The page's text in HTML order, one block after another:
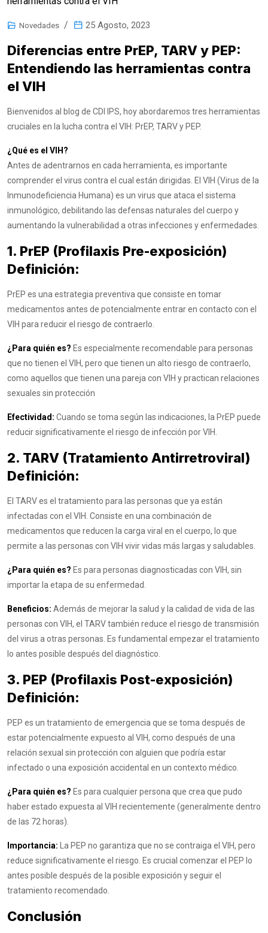
Novedades 25 Agosto, 2023
Diferencias entre PrEP, TARV y PEP:
Entendiendo las herramientas contra
el VIH
Bienvenidos al blog de CDI IPS, hoy abordaremos tres herramientas
cruciales en la lucha contra el VIH: PrEP, TARV y PEP.
¿Qué es el VIH?
Antes de adentrarnos en cada herramienta, es importante
comprender el virus contra el cual están dirigidas. El VIH (Virus de la
Inmunodeficiencia Humana) es un virus que ataca el sistema
inmunológico, debilitando las defensas naturales del cuerpo y
aumentando la vulnerabilidad a otras infecciones y enfermedades.
1. PrEP (Profilaxis Pre-exposición)
Definición:
PrEP es una estrategia preventiva que consiste en tomar
medicamentos antes de potencialmente entrar en contacto con el
VIH para reducir el riesgo de contraerlo.
¿Para quién es? Es especialmente recomendable para personas
que no tienen el VIH, pero que tienen un alto riesgo de contraerlo,
como aquellos que tienen una pareja con VIH y practican relaciones
sexuales sin protección
Efectividad: Cuando se toma según las indicaciones, la PrEP puede
reducir significativamente el riesgo de infección por VIH.
2. TARV (Tratamiento Antirretroviral)
Definición:
El TARV es el tratamiento para las personas que ya están
infectadas con el VIH. Consiste en una combinación de
medicamentos que reducen la carga viral en el cuerpo, lo que
permite a las personas con VIH vivir vidas más largas y saludables.
¿Para quién es? Es para personas diagnosticadas con VIH, sin
importar la etapa de su enfermedad.
Beneficios: Además de mejorar la salud y la calidad de vida de las
personas con VIH, el TARV también reduce el riesgo de transmisión
del virus a otras personas. Es fundamental empezar el tratamiento
lo antes posible después del diagnóstico.
3. PEP (Profilaxis Post-exposición)
Definición:
PEP es un tratamiento de emergencia que se toma después de
estar potencialmente expuesto al VIH, como después de una
relación sexual sin protección con alguien que podría estar
infectado o una exposición accidental en un contexto médico.
¿Para quién es? Es para cualquier persona que crea que pudo
haber estado expuesta al VIH recientemente (generalmente dentro
de las 72 horas).
Importancia: La PEP no garantiza que no se contraiga el VIH, pero
reduce significativamente el riesgo. Es crucial comenzar el PEP lo
antes posible después de la posible exposición y seguir el
tratamiento recomendado.
Conclusión